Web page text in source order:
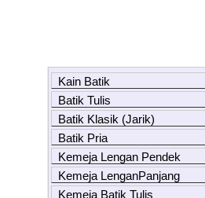
Kain Batik
Batik Tulis
Batik Klasik (Jarik)
Batik Pria
Kemeja Lengan Pendek
Kemeja LenganPanjang
Kemeja Batik Tulis